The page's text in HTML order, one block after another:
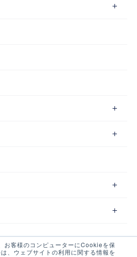
お客様のコンピューターにCookieを保
、ウェブサイトの利用に関する情報を